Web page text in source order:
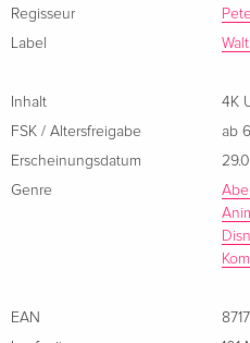
Regisseur
Label
Inhalt
4K
FSK / Altersfreigabe
ab
Erscheinungsdatum
Genre
EAN